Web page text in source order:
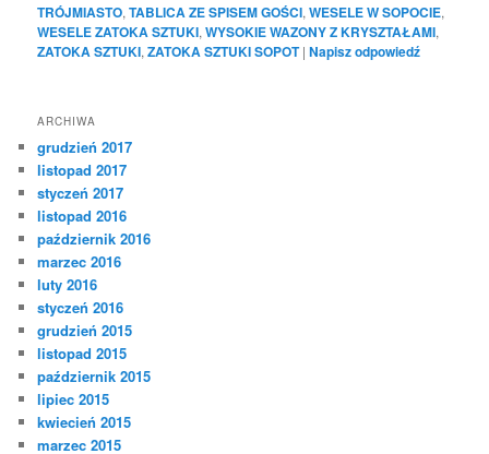
TRÓJMIASTO,TABLICA ZE SPISEM GOŚCI,WESELE W SOPOCIE,
WESELE ZATOKA SZTUKI,WYSOKIE WAZONY Z KRYSZTAŁAMI,
ZATOKA SZTUKI,ZATOKA SZTUKI SOPOT |Napisz odpowiedź
ARCHIWA
grudzień 2017
listopad 2017
styczeń 2017
listopad 2016
październik 2016
marzec 2016
luty 2016
styczeń 2016
grudzień 2015
listopad 2015
październik 2015
lipiec 2015
kwiecień 2015
marzec 2015